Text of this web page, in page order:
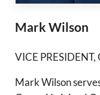
Mark Wilson
VICE
Mark Wilson